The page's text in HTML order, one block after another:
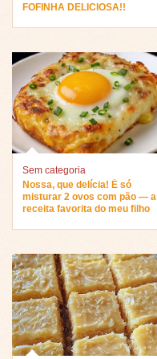
FOFINHA DELICIOSA!!
Sem categoria
Nossa, que delícia! É só
misturar 2 ovos com pão — a
receita favorita do meu filho